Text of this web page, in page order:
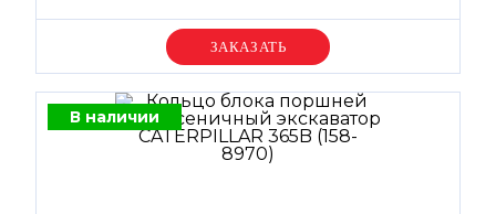
Уточняйте цену
В наличии